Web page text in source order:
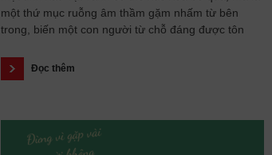
một thứ mục ruỗng âm thầm gặm nhấm từ bên
trong, biến một con người từ chỗ đáng được tôn
Đọc thêm